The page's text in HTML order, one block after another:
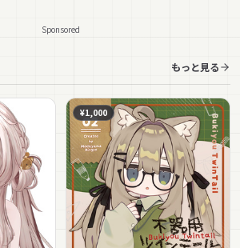
Sponsored
もっと見る
¥1,000